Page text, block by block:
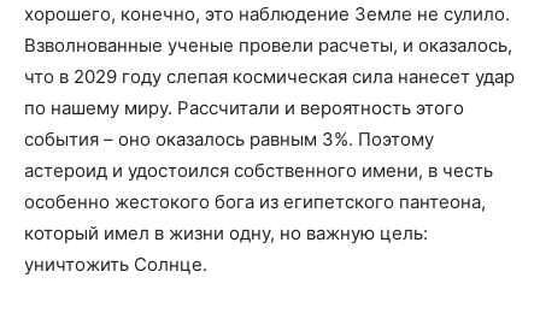
хорошего, конечно, это наблюдение Земле не сулило.
Взволнованные ученые провели расчеты, и оказалось,
что в 2029 году слепая космическая сила нанесет удар
по нашему миру. Рассчитали и вероятность этого
события – оно оказалось равным 3%. Поэтому
астероид и удостоился собственного имени, в честь
особенно жестокого бога из египетского пантеона,
который имел в жизни одну, но важную цель:
уничтожить Солнце.